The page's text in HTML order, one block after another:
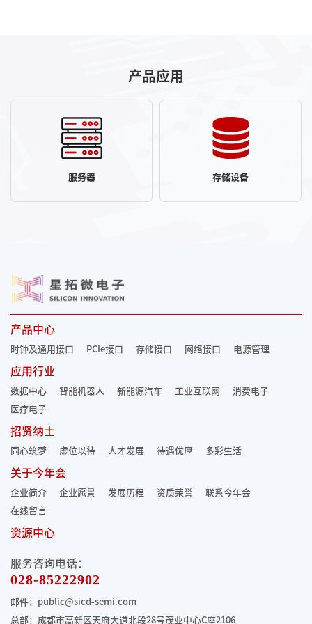
产品应用
服务器 存储设备
产品中心
时钟及通用接口 PCIe接口 存储接口 网络接口 电源管理
应用行业
数据中心 智能机器人 新能源汽车 工业互联网
消费电子
医疗电子
招贤纳士
同心筑梦 虚位以待 人才发展 待遇优厚 多彩生活
关于今年会
企业简介 企业愿景 发展历程 资质荣誉
联系今年会
在线留言
资源中心
服务咨询电话：
028-85222902
邮件：public@sicd-semi.com
总部：成都市高新区天府大道北段28号茂业中心C座2106